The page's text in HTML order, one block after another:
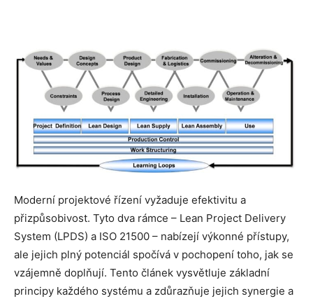
Moderní projektové řízení vyžaduje efektivitu a
přizpůsobivost. Tyto dva rámce – Lean Project Delivery
System (LPDS) a ISO 21500 – nabízejí výkonné přístupy,
ale jejich plný potenciál spočívá v pochopení toho, jak se
vzájemně doplňují. Tento článek vysvětluje základní
principy každého systému a zdůrazňuje jejich synergie a